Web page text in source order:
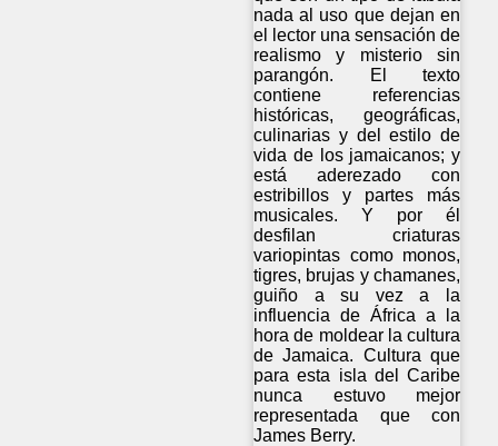
nada al uso que dejan en
el lector una sensación de
realismo y misterio sin
parangón. El texto
contiene referencias
históricas, geográficas,
culinarias y del estilo de
vida de los jamaicanos; y
está aderezado con
estribillos y partes más
musicales. Y por él
desfilan criaturas
variopintas como monos,
tigres, brujas y chamanes,
guiño a su vez a la
influencia de África a la
hora de moldear la cultura
de Jamaica. Cultura que
para esta isla del Caribe
nunca estuvo mejor
representada que con
James Berry.